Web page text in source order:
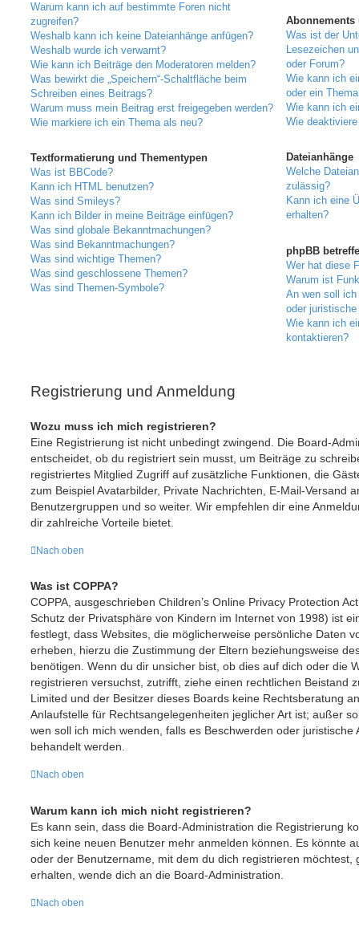
Warum kann ich auf bestimmte Foren nicht
zugreifen?
Weshalb kann ich keine Dateianhänge anfügen?
Weshalb wurde ich verwarnt?
Wie kann ich Beiträge den Moderatoren melden?
Was bewirkt die „Speichern“-Schaltfläche beim
Schreiben eines Beitrags?
Warum muss mein Beitrag erst freigegeben werden?
Wie markiere ich ein Thema als neu?
Textformatierung und Thementypen
Was ist BBCode?
Kann ich HTML benutzen?
Was sind Smileys?
Kann ich Bilder in meine Beiträge einfügen?
Was sind globale Bekanntmachungen?
Was sind Bekanntmachungen?
Was sind wichtige Themen?
Was sind geschlossene Themen?
Was sind Themen-Symbole?
Abonnements
Was ist der
Lesezeichen
oder Forum?
Wie kann ich
oder ein
Wie kann ich
Wie
Dateianhänge
Welche
zulässig?
Kann ich eine
erhalten?
phpBB
Wer hat diese
Warum ist
An wen soll
oder
Wie kann ich
kontaktieren?
Registrierung und Anmeldung
Wozu muss ich mich registrieren?
Eine Registrierung ist nicht unbedingt zwingend. Die Board-
entscheidet, ob du registriert sein musst, um Beiträge zu
registriertes Mitglied Zugriff auf zusätzliche Funktionen, die
zum Beispiel Avatarbilder, Private Nachrichten, E-Mail-Versand
Benutzergruppen und so weiter. Wir empfehlen dir eine
dir zahlreiche Vorteile bietet.
Nach oben
Was ist COPPA?
COPPA, ausgeschrieben Children’s Online Privacy Protection
Schutz der Privatsphäre von Kindern im Internet von 1998) ist
festlegt, dass Websites, die möglicherweise persönliche Daten
erheben, hierzu die Zustimmung der Eltern beziehungsweise
benötigen. Wenn du dir unsicher bist, ob dies auf dich oder die
registrieren versuchst, zutrifft, ziehe einen rechtlichen Beistand
Limited und der Besitzer dieses Boards keine Rechtsberatung
Anlaufstelle für Rechtsangelegenheiten jeglicher Art ist; außer
wen soll ich mich wenden, falls es Beschwerden oder juristische
behandelt werden.
Nach oben
Warum kann ich mich nicht registrieren?
Es kann sein, dass die Board-Administration die Registrierung
sich keine neuen Benutzer mehr anmelden können. Es könnte
oder der Benutzername, mit dem du dich registrieren möchtest,
erhalten, wende dich an die Board-Administration.
Nach oben